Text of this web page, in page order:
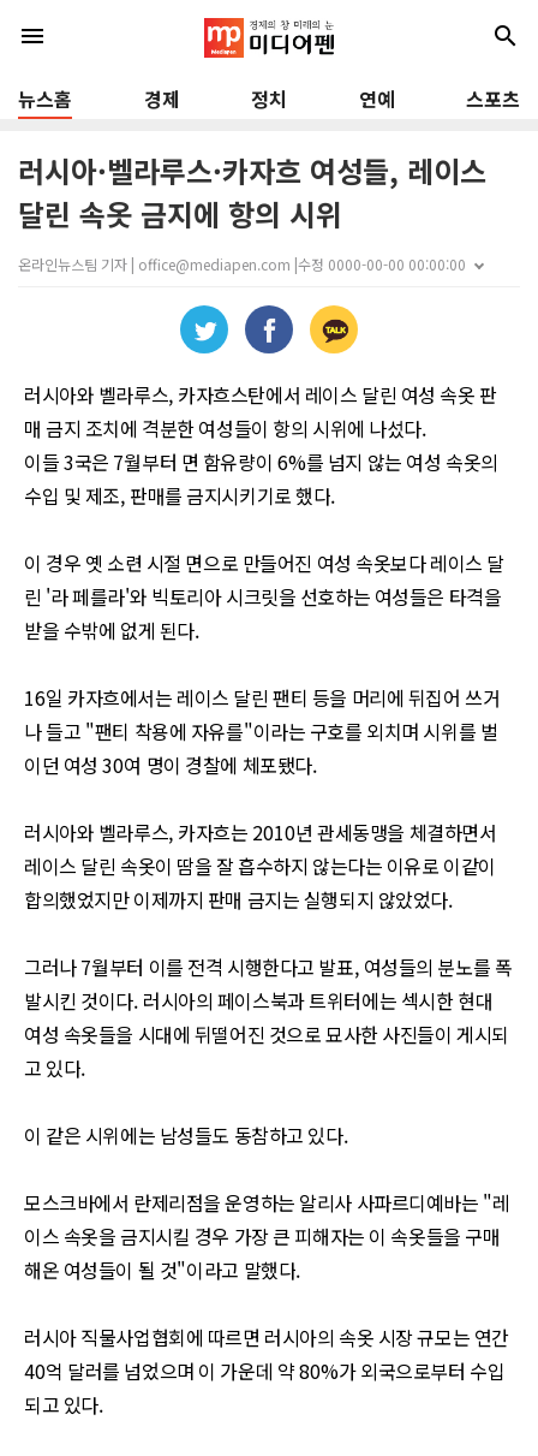
menu search
뉴스홈 경제 정치 연예 스포츠
러시아·벨라루스·카자흐 여성들, 레이스
달린 속옷 금지에 항의 시위
온라인뉴스팀 기자 | office@mediapen.com |수정 0000-00-00 00:00:00
러시아와 벨라루스, 카자흐스탄에서 레이스 달린 여성 속옷 판
매 금지 조치에 격분한 여성들이 항의 시위에 나섰다.
이들3국은 7월부터 면 함유량이 6%를 넘지 않는 여성 속옷의
수입 및 제조, 판매를 금지시키기로 했다.
이 경우 옛 소련 시절 면으로 만들어진 여성 속옷보다 레이스 달
린 '라 페를라'와 빅토리아 시크릿을 선호하는 여성들은 타격을
받을 수밖에 없게 된다.
16일 카자흐에서는 레이스 달린 팬티 등을 머리에 뒤집어 쓰거
나 들고 "팬티 착용에 자유를"이라는 구호를 외치며 시위를 벌
이던 여성30여 명이 경찰에 체포됐다.
러시아와 벨라루스, 카자흐는 2010년 관세동맹을 체결하면서
레이스 달린 속옷이 땀을 잘 흡수하지 않는다는 이유로 이같이
합의했었지만 이제까지 판매 금지는 실행되지 않았었다.
그러나7월부터 이를 전격 시행한다고 발표, 여성들의 분노를 폭
발시킨 것이다. 러시아의 페이스북과 트위터에는 섹시한 현대
여성 속옷들을 시대에 뒤떨어진 것으로 묘사한 사진들이 게시되
고 있다.
이 같은 시위에는 남성들도 동참하고 있다.
모스크바에서 란제리점을 운영하는 알리사 사파르디예바는 "레
이스 속옷을 금지시킬 경우 가장 큰 피해자는 이 속옷들을 구매
해온 여성들이 될 것"이라고 말했다.
러시아 직물사업협회에 따르면 러시아의 속옷 시장 규모는 연간
40억 달러를 넘었으며 이 가운데 약80%가 외국으로부터 수입
되고 있다.